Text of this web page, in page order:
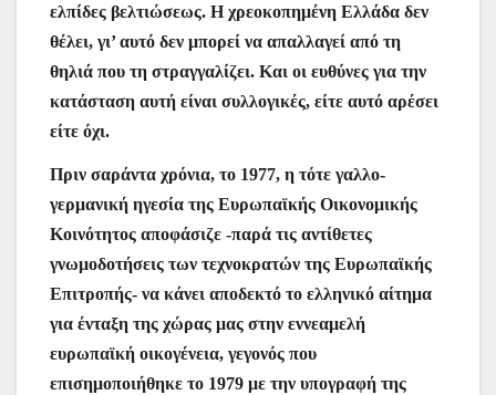
ελπίδες βελτιώσεως. Η χρεοκοπημένη Ελλάδα δεν
θέλει, γι’ αυτό δεν μπορεί να απαλλαγεί από τη
θηλιά που τη στραγγαλίζει. Και οι ευθύνες για την
κατάσταση αυτή είναι συλλογικές, είτε αυτό αρέσει
είτε όχι.
Πριν σαράντα χρόνια, το 1977, η τότε γαλλο-
γερμανική ηγεσία της Ευρωπαϊκής Οικονομικής
Κοινότητος αποφάσιζε -παρά τις αντίθετες
γνωμοδοτήσεις των τεχνοκρατών της Ευρωπαϊκής
Επιτροπής- να κάνει αποδεκτό το ελληνικό αίτημα
για ένταξη της χώρας μας στην εννεαμελή
ευρωπαϊκή οικογένεια, γεγονός που
επισημοποιήθηκε το 1979 με την υπογραφή της